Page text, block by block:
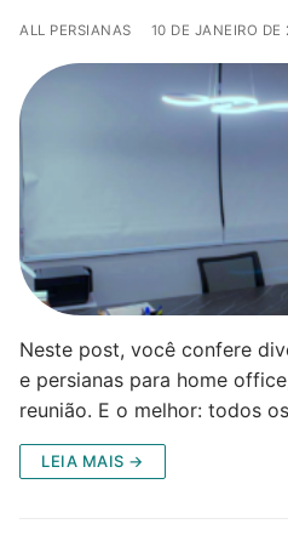
ALL PERSIANAS 10 DE JANEIRO
Neste post, você confere
e persianas para home
reunião. E o melhor: todos
LEIA MAIS →